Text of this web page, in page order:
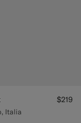
Italia
$219